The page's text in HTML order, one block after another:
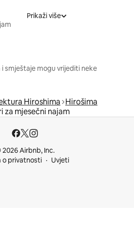
Prikaži više
smještaje mogu vrijediti neke
Hiroshima Hirošima
za mjesečni najam
Airbnb, Inc.
o privatnosti
Uvjeti